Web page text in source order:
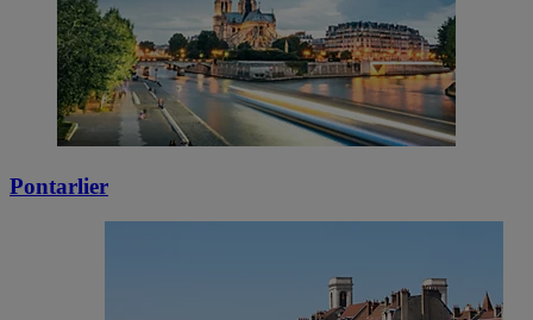
Pontarlier